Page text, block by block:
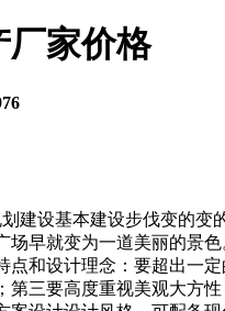
厂家价格
建设基本建设步伐变的
场早就变为一道美丽的景
点和设计理念：要超出一
第三要高度重视美观大方